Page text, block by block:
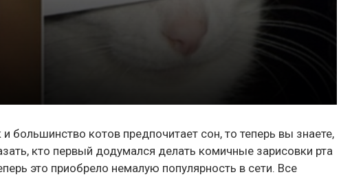
большинство котов предпочитает сон, то теперь вы знаете,
кто первый додумался делать комичные зарисовки рта
это приобрело немалую популярность в сети. Все